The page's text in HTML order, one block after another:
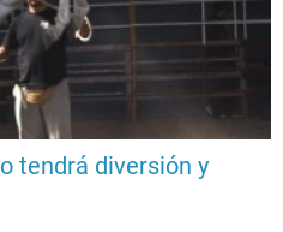
tendrá diversión y